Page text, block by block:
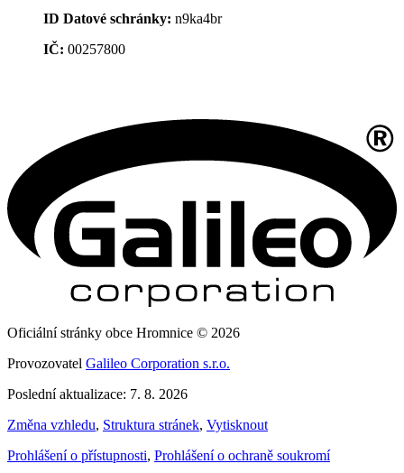
ID Datové schránky: n9ka4br
IČ: 00257800
Oficiální stránky obce Hromnice © 2026
Provozovatel Galileo Corporation s.r.o.
Poslední aktualizace: 7. 8. 2026
Změna vzhledu, Struktura stránek, Vytisknout
Prohlášení o přístupnosti, Prohlášení o ochraně soukromí